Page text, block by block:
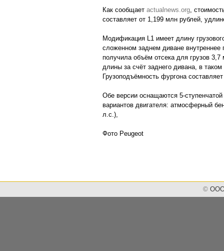
Как сообщает actualnews.org ,
составляет от 1,199 млн рублей,
Модификация L1 имеет длину
сложенном заднем диване внутреннее
получила объём отсека для грузов
длины за счёт заднего дивана, в
Грузоподъёмность фургона составляет
Обе версии оснащаются 5-
вариантов двигателя: атмосферный
л.с.),
Фото Peugeot
© ООО